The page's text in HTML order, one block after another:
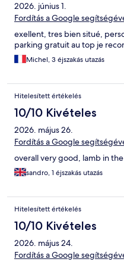
2026. június 1.
Fordítás a Google
exellent, tres bien situé,
parking gratuit au top je
Michel, 3 éjszakás utazás
Hitelesített értékelés
10/10 Kivételes
2026. május 26.
Fordítás a Google
overall very good, lamb in
sandro, 1 éjszakás utazás
Hitelesített értékelés
10/10 Kivételes
2026. május 24.
Fordítás a Google